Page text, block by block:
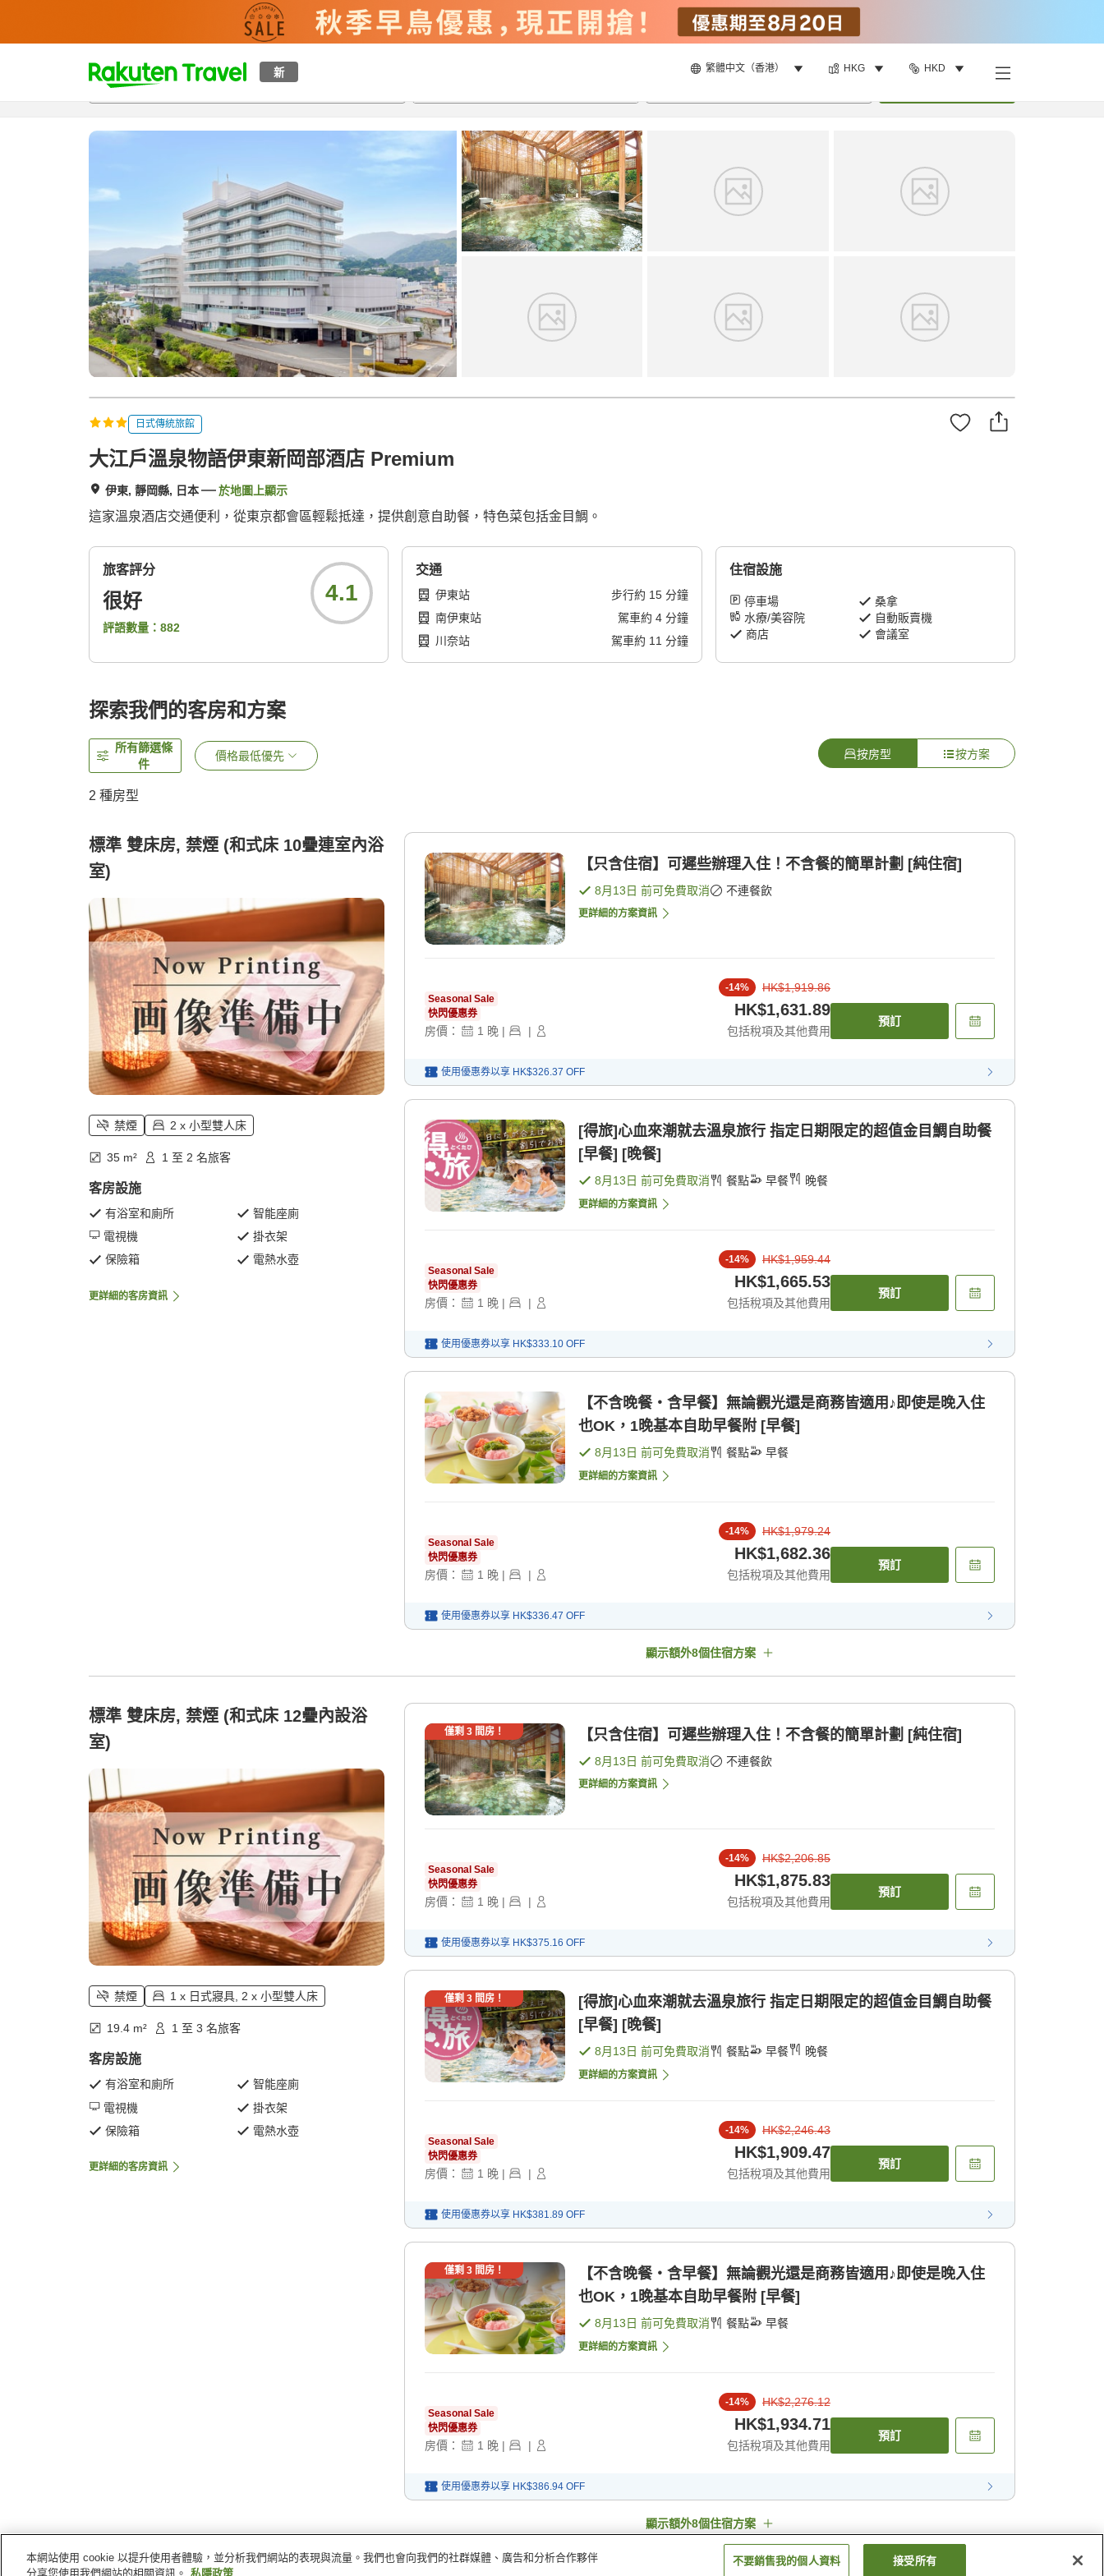
新 繁體中文（香港） HKG HKD
t
p
a
s
r
c
h
概覽房間及住宿方案 評價特色設施
日式傳統旅館
大江戶溫泉物語伊東新岡部酒店 Premium
伊東, 靜岡縣, 日本 於地圖上顯示
這家溫泉酒店交通便利，從東京都會區輕鬆抵達，提供創意自助餐，特色菜包括金目鯛。
旅客評分
很好
評語數量： 882
4.1
交通
伊東站 步行約 15分鐘
南伊東站
駕車約 4分鐘
川奈站
駕車約 11 分鐘
住宿設施
停車場
桑拿
水療/美容院
自動販賣機
商店
會議室
探索我們的客房和方案
所有篩選條
件
價格最低優先 按房型 按方案
2 種房型
標準 雙床房, 禁煙 (和式床 10疊連室內浴
室)
禁煙 2 x 小型雙人床
35 m² 1 至 2 名旅客
客房設施
有浴室和廁所
智能座廁
電視機
掛衣架
保險箱
電熱水壺
更詳細的客房資訊
【只含住宿】可遲些辦理入住！不含餐的簡單計劃 [純住宿]
8月13日 前可免費取消 不連餐飲
更詳細的方案資訊
Seasonal Sale
快閃優惠券
房價： 1 晚 | |
-14% HK$1,919.86
HK$1,631.89
包括稅項及其他費用
預訂
使用優惠券以享 HK$326.37 OFF
[得旅]心血來潮就去溫泉旅行 指定日期限定的超值金目鯛自助餐
[早餐] [晚餐]
8月13日 前可免費取消 餐點 早餐 晚餐
更詳細的方案資訊
Seasonal Sale
快閃優惠券
房價： 1 晚 | |
-14% HK$1,959.44
HK$1,665.53
包括稅項及其他費用
預訂
使用優惠券以享 HK$333.10 OFF
【不含晚餐・含早餐】無論觀光還是商務皆適用♪即使是晚入住
也OK，1晚基本自助早餐附 [早餐]
8月13日 前可免費取消 餐點 早餐
更詳細的方案資訊
Seasonal Sale
快閃優惠券
房價： 1 晚 | |
-14% HK$1,979.24
HK$1,682.36
包括稅項及其他費用
預訂
使用優惠券以享 HK$336.47 OFF
顯示額外8個住宿方案
標準 雙床房, 禁煙 (和式床 12疊內設浴
室)
禁煙 1 x 日式寢具, 2 x 小型雙人床
19.4 m² 1 至 3 名旅客
客房設施
有浴室和廁所
智能座廁
電視機
掛衣架
保險箱
電熱水壺
更詳細的客房資訊
僅剩 3間房！ 【只含住宿】可遲些辦理入住！不含餐的簡單計劃 [純住宿]
8月13日 前可免費取消 不連餐飲
更詳細的方案資訊
Seasonal Sale
快閃優惠券
房價： 1 晚 | |
-14% HK$2,206.85
HK$1,875.83
包括稅項及其他費用
預訂
使用優惠券以享 HK$375.16 OFF
僅剩 3間房！
[得旅]心血來潮就去溫泉旅行 指定日期限定的超值金目鯛自助餐
[早餐] [晚餐]
8月13日 前可免費取消 餐點 早餐 晚餐
更詳細的方案資訊
Seasonal Sale
快閃優惠券
房價： 1 晚 | |
-14% HK$2,246.43
HK$1,909.47
包括稅項及其他費用
預訂
使用優惠券以享 HK$381.89 OFF
僅剩 3間房！
【不含晚餐・含早餐】無論觀光還是商務皆適用♪即使是晚入住
也OK，1晚基本自助早餐附 [早餐]
8月13日 前可免費取消 餐點 早餐
更詳細的方案資訊
Seasonal Sale
快閃優惠券
房價： 1 晚 | |
-14% HK$2,276.12
HK$1,934.71
包括稅項及其他費用
預訂
使用優惠券以享 HK$386.94 OFF
顯示額外8個住宿方案
主頁 日本 靜岡縣 伊東
本網站使用 cookie 以提升使用者體驗，並分析我們網站的表現與流量。我們也會向我們的社群媒體、廣告和分析合作夥伴
分享您使用我們網站的相關資訊。 私隱政策
不要銷售我的個人資料 接受所有